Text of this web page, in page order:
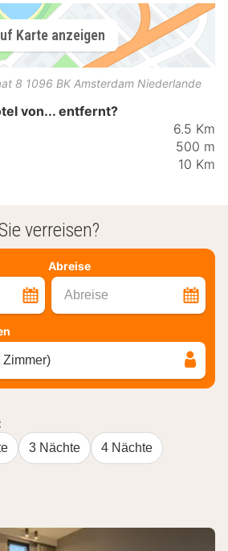
Karte anzeigen
8 1096 BK Amsterdam Niederlande
von... entfernt?
6.5 Km
500 m
10 Km
verreisen?
Abreise
Abreise
Zimmer)
3 Nächte 4 Nächte